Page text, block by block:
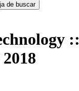
de buscar
::